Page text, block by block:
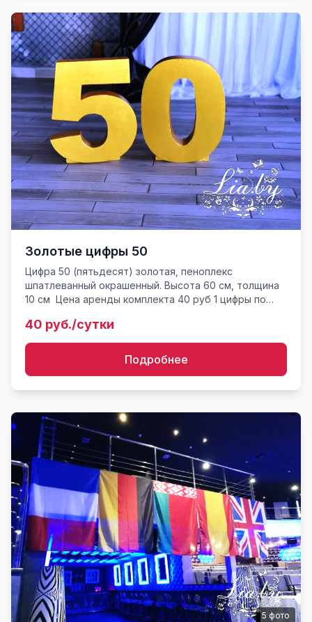
Золотые цифры 50
Цифра 50 (пятьдесят) золотая, пеноплекс
шпатлеванный окрашенный. Высота 60 см, толщина
10 см Цена аренды комплекта 40 руб 1 цифры по
40 руб./сутки
Подробнее
5фото